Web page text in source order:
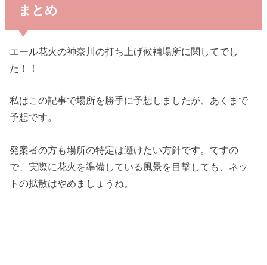
まとめ
エール花火の神奈川の打ち上げ候補場所に関してでし
た！！
私はこの記事で場所を勝手に予想しましたが、あくまで
予想です。
発案者の方も場所の特定は避けたい方針です。ですの
で、実際に花火を準備している風景を目撃しても、ネッ
トの拡散はやめましょうね。